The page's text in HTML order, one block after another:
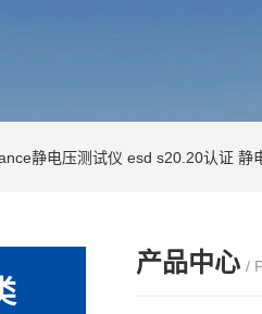
静电压测试仪 esd s20.20认证 静
产品中心 /